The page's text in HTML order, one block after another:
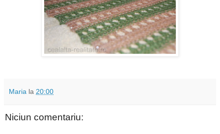
Maria la 20:00
Niciun comentariu: